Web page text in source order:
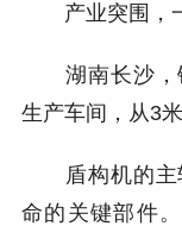
产业突围，
湖南长沙，
生产车间，从3
盾构机的主
命的关键部件